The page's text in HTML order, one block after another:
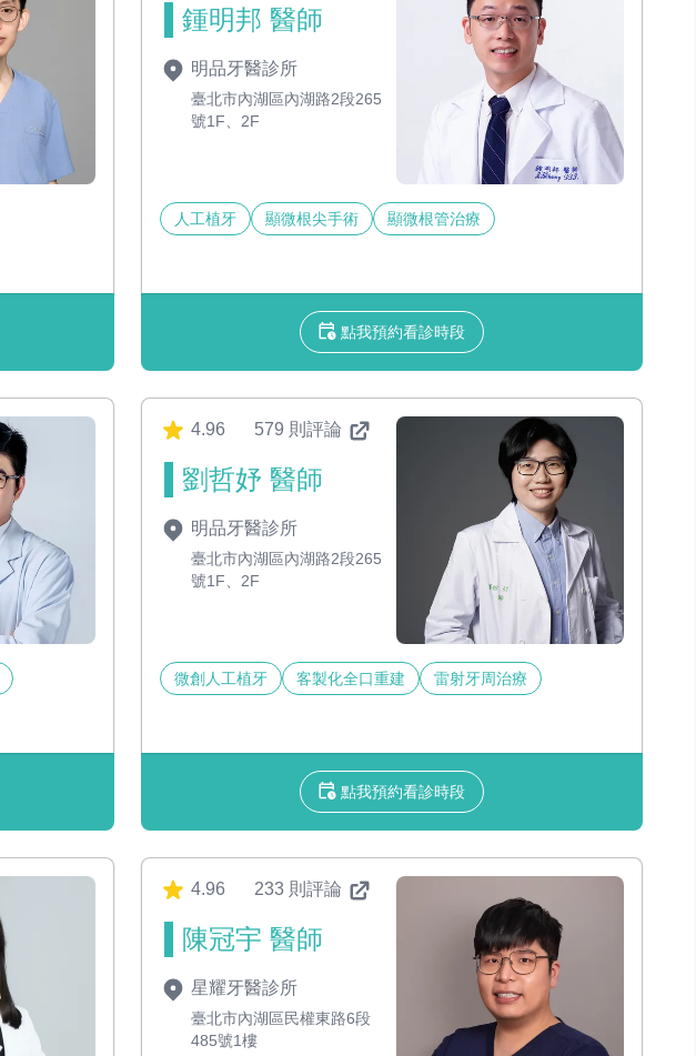
鍾明邦 醫師
明品牙醫診所
臺北市內湖區內湖路2段265
號1F、2F
人工植牙 顯微根尖手術 顯微根管治療
點我預約看診時段
4.96 579 則評論
劉哲妤 醫師
明品牙醫診所
臺北市內湖區內湖路2段265
號1F、2F
微創人工植牙 客製化全口重建 雷射牙周治療
點我預約看診時段
4.96 233 則評論
陳冠宇 醫師
星耀牙醫診所
臺北市內湖區民權東路6段
485號1樓